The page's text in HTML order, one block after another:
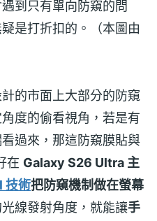
到只有單向防窺的問
是打折扣的。（本圖由
的市面上大部分的防窺
度的偷看視角，若是有
過來，那這防窺膜貼與
在 Galaxy S26 Ultra 主
技術把防窺機制做在螢幕
線發射角度，就能讓手